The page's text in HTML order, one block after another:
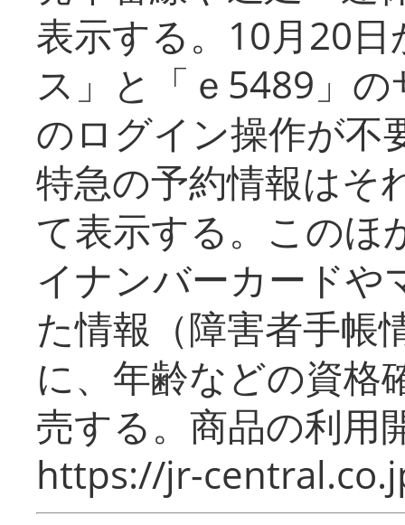
表示する。10月20
ス」と「ｅ5489」
のログイン操作が不
特急の予約情報はそ
て表示する。このほ
イナンバーカードや
た情報（障害者手帳
に、年齢などの資格
売する。商品の利用
https://jr-